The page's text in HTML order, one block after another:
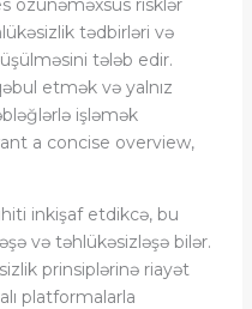
özünəməxsus risklər
tədbirləri və
tələb edir.
etmək və yalnız
işləmək
a concise overview,
inkişaf etdikcə, bu
və təhlükəsizləşə bilər.
prinsiplərinə riayət
platformalarla